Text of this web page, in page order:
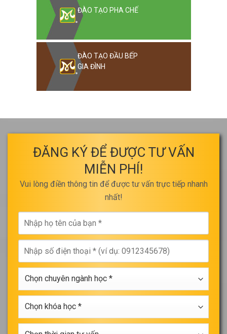
ĐÀO TẠO PHA CHẾ
ĐÀO TẠO ĐẦU BẾP
GIA ĐÌNH
ĐĂNG KÝ ĐỂ ĐƯỢC TƯ VẤN
MIỄN PHÍ!
Vui lòng điền thông tin để được tư vấn trực tiếp nhanh
nhất!
họ
tên
của
bạn
*
số
điện
thoại
chuyên
ngành
học
khóa
học